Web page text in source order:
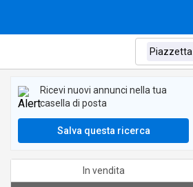
Ricevi nuovi annunci nella tua
casella di posta
Salva questa ricerca
In vendita